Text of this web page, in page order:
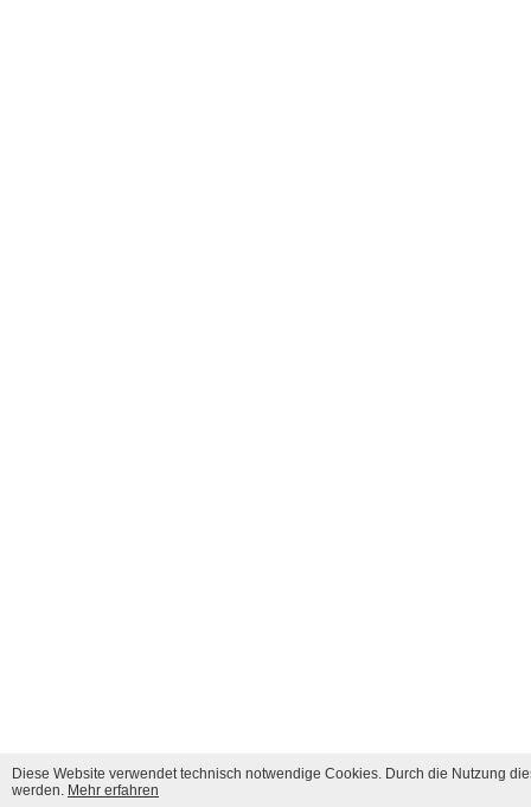
Diese Website verwendet technisch notwendige Cookies. Durch die Nutzung
werden. Mehr erfahren